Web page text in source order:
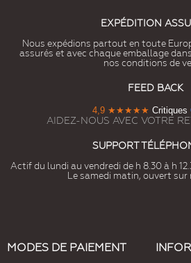
EXPÉDITION
Nous expédions partout en toute
assurés et avec chaque emballage
nos conditions de
FEED BACK
4,9 ★★★★★ Critiques
AIDEZ-NOUS AVEC VOTRE
SUPPORT
Actif du lundi au vendredi de h 8.30 à h
Le samedi matin, ouvert sur
MODES DE PAIEMENT